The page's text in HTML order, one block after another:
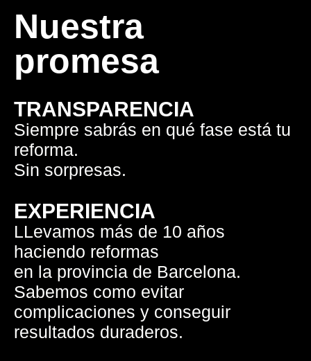
Nuestra
promesa
TRANSPARENCIA
Siempre sabrás en qué fase está tu
reforma.
Sin sorpresas.
EXPERIENCIA
LLevamos más de 10 años
haciendo reformas
en la provincia de Barcelona.
Sabemos como evitar
complicaciones y conseguir
resultados duraderos.